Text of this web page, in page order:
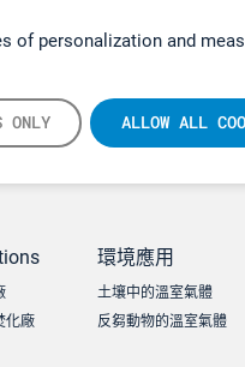
of personalization and
ONLY ALLOW ALL
化廠
環境應用
土壤中的溫室氣體
反芻動物的溫室氣體